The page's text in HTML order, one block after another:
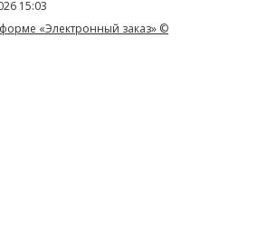
15:03
«Электронный заказ» ©